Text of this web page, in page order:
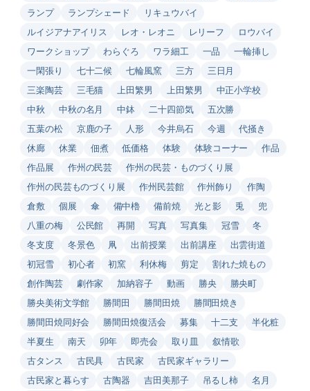
ランプ
ランプシェード
リキュウバイ
ルイジアナアイリス
レオ・レオニ レリーフ
ロウバイ
ワークショップ
わらぐろ ワラ細工 一品
一輪挿し
一閑張り
七十二候 七輪風窯 三方
三日月
三楽陶芸
三毛猫 上田繁男 上田繁男
中正小学校
中秋
中秋の名月 中鉢 二十四節気
五次勝
五葉の松
京鹿の子 人形 今井烏石 今週
代掻き
休廊
休業 佃煮 低価格 体験 体験コーナー
作品
作品展
作州の民芸
作州の民芸・ものづくり展
作州の民芸ものづくり展
作州民芸館 作州飾り
作陶
倉敷
個展 傘 備中櫓 備前焼 光と影 兎
兜
八重の梅
公民館 再開 写真 写真集 冠雪
冬
冬支度
冬景色 凧 出前授業 出前講座
出雲街道
初冠雪
初心者 初窯 利休梅 剪定
割れた焼もの
創作陶芸
劇作家 加納容子 動画 勝央
勝央町
勝央美術文学館
勝間田 勝間田焼
勝間田焼き
勝間田焼同好会
勝間田焼復活会 募集 十二支
半化粧
半夏生
南天 卯年 即売会 取り皿
叙情歌
古タンス
古民具 古民家
古民家ギャラリー
古民家と暮らす
古陶器 吉田美那子 吊るし柿
名月